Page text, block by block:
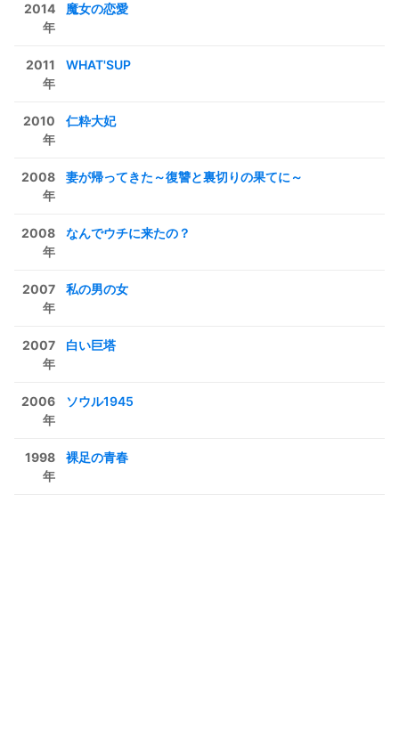
2014
年
魔女の恋愛
2011
年
WHAT'SUP
2010
年
仁粋大妃
2008
年
妻が帰ってきた～復讐と裏切りの果てに～
2008
年
なんでウチに来たの？
2007
年
私の男の女
2007
年
白い巨塔
2006
年
ソウル1945
1998
年
裸足の青春